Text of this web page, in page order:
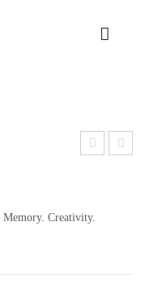
Memory. Creativity.